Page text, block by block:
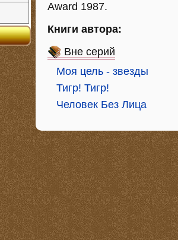
Award 1987.
Книги автора:
Вне серий
Моя цель - звезды
Тигр! Тигр!
Человек Без Лица